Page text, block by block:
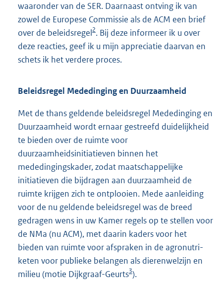
waaronder van de SER. Daarnaast ontving ik van
zowel de Europese Commissie als de ACM een brief
over de beleidsregel2. Bij deze informeer ik u over
deze reacties, geef ik u mijn appreciatie daarvan en
schets ik het verdere proces.
Beleidsregel Mededinging en Duurzaamheid
Met de thans geldende beleidsregel Mededinging en
Duurzaamheid wordt ernaar gestreefd duidelijkheid
te bieden over de ruimte voor
duurzaamheidsinitiatieven binnen het
mededingingskader, zodat maatschappelijke
initiatieven die bijdragen aan duurzaamheid de
ruimte krijgen zich te ontplooien. Mede aanleiding
voor de nu geldende beleidsregel was de breed
gedragen wens in uw Kamer regels op te stellen voor
de NMa (nu ACM), met daarin kaders voor het
bieden van ruimte voor afspraken in de agronutri-
keten voor publieke belangen als dierenwelzijn en
milieu (motie Dijkgraaf-Geurts3).